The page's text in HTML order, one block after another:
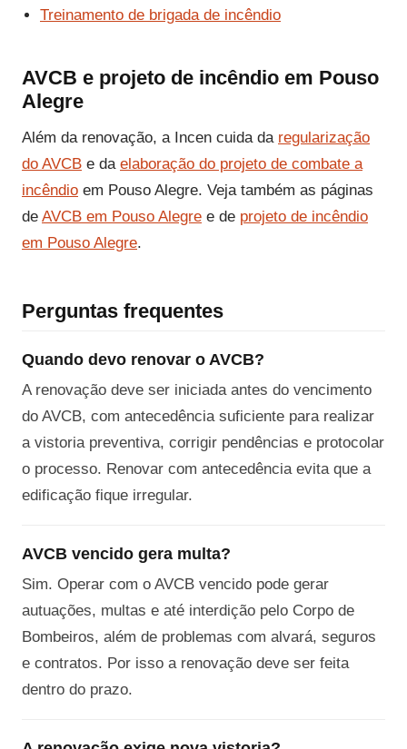
Treinamento de brigada de incêndio
AVCB e projeto de incêndio em Pouso
Alegre
Além da renovação, a Incen cuida da regularização
do AVCB e da elaboração do projeto de combate a
incêndio em Pouso Alegre. Veja também as páginas
de AVCB em Pouso Alegre e de projeto de incêndio
em Pouso Alegre.
Perguntas frequentes
Quando devo renovar o AVCB?
A renovação deve ser iniciada antes do vencimento
do AVCB, com antecedência suficiente para realizar
a vistoria preventiva, corrigir pendências e protocolar
o processo. Renovar com antecedência evita que a
edificação fique irregular.
AVCB vencido gera multa?
Sim. Operar com o AVCB vencido pode gerar
autuações, multas e até interdição pelo Corpo de
Bombeiros, além de problemas com alvará, seguros
e contratos. Por isso a renovação deve ser feita
dentro do prazo.